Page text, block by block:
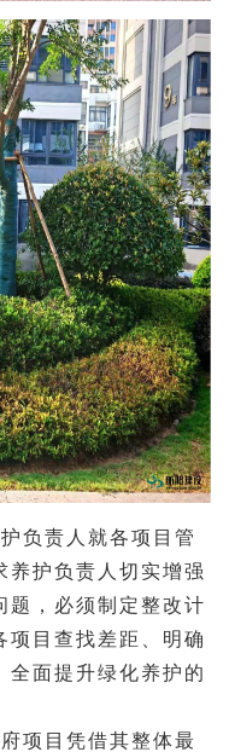
负责人就各项目管
养护负责人切实增强
题，必须制定整改计
项目查找差距、明确
全面提升绿化养护的
项目凭借其整体最